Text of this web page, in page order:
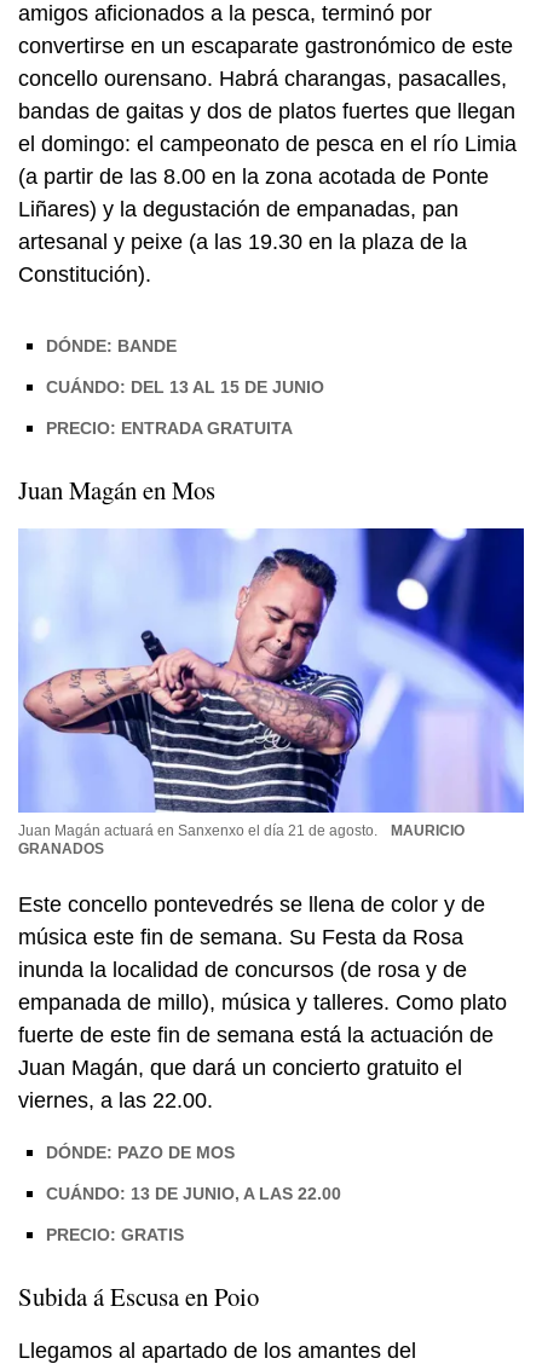
amigos aficionados a la pesca, terminó por
convertirse en un escaparate gastronómico de este
concello ourensano. Habrá charangas, pasacalles,
bandas de gaitas y dos de platos fuertes que llegan
el domingo: el campeonato de pesca en el río Limia
(a partir de las 8.00 en la zona acotada de Ponte
Liñares) y la degustación de empanadas, pan
artesanal y peixe (a las 19.30 en la plaza de la
Constitución).
DÓNDE: BANDE
CUÁNDO: DEL 13 AL 15 DE JUNIO
PRECIO: ENTRADA GRATUITA
Juan Magán en Mos
Juan Magán actuará en Sanxenxo el día 21 de agosto.
MAURICIO
GRANADOS
Este concello pontevedrés se llena de color y de
música este fin de semana. Su Festa da Rosa
inunda la localidad de concursos (de rosa y de
empanada de millo), música y talleres. Como plato
fuerte de este fin de semana está la actuación de
Juan Magán, que dará un concierto gratuito el
viernes, a las 22.00.
DÓNDE: PAZO DE MOS
CUÁNDO: 13 DE JUNIO, A LAS 22.00
PRECIO: GRATIS
Subida á Escusa en Poio
Llegamos al apartado de los amantes del